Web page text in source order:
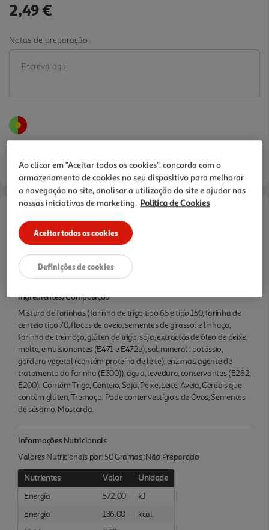
2,49 €
Notas de preparação
Características
Quantidade Liquida
0.35 KG
Ingredientes/Composição
Mistura de farinhas (farinha de trigo tipo 65 e tipo 150, farinha de
centeio tipo 70, flocos de aveia, sementes de girassol e linhaça,
farinha de tremoço, glúten de trigo, soja, extractos de óleo de peixe,
malte, emulsionantes (E471 e E472e), sal, mineral : potássio,
gordura vegetal (contém proteína de leite), enzimas, agente de
tratamento da farinha (E300)), água, levedura, conservantes (E282,
E200). Contém Trigo, Centeio, Soja, Peixe, Leite, Aveia, Cereais que
contêm glúten, Tremoço. Pode conter vestígio s de Ovos, Sementes
de sésamo, Mostarda.
Informações Nutricionais
Valores Nutricionais por: 50 Gramas :Não Preparado
Nutrientes Valor
Unidade
Energia
572.00
kJ
Energia
136.00
kcal
Ao clicar em "Aceitar todos os cookies", concorda com o
armazenamento de cookies no seu dispositivo para melhorar
a navegação no site, analisar a utilização do site e ajudar nas
nossas iniciativas de marketing. Política de Cookies
Aceitar todos os cookies
Definições de cookies